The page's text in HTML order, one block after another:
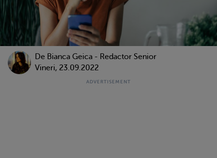
De Bianca Geica - Redactor Senior
Vineri, 23.09.2022